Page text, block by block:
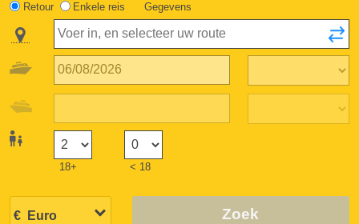
Retour Enkele reis
Gegevens
18+ < 18
Zoek